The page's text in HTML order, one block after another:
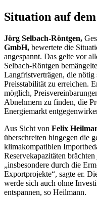
Situation auf
Jörg Selbach-Röntgen,
GmbH, bewertete die
angespannt. Das gelte vor
Selbach-Röntgen
Langfristverträgen, die nötig
Preisstabilität zu erreichen.
möglich,
Abnehmern zu finden, die
Energiemarkt
Aus Sicht von Felix
überschreiten hingegen die
klimakompatiblen
Reservekapazitäten
„insbesondere durch die
Exportprojekte“, sagte er.
werde sich auch ohne
entspannen, so Heilmann.